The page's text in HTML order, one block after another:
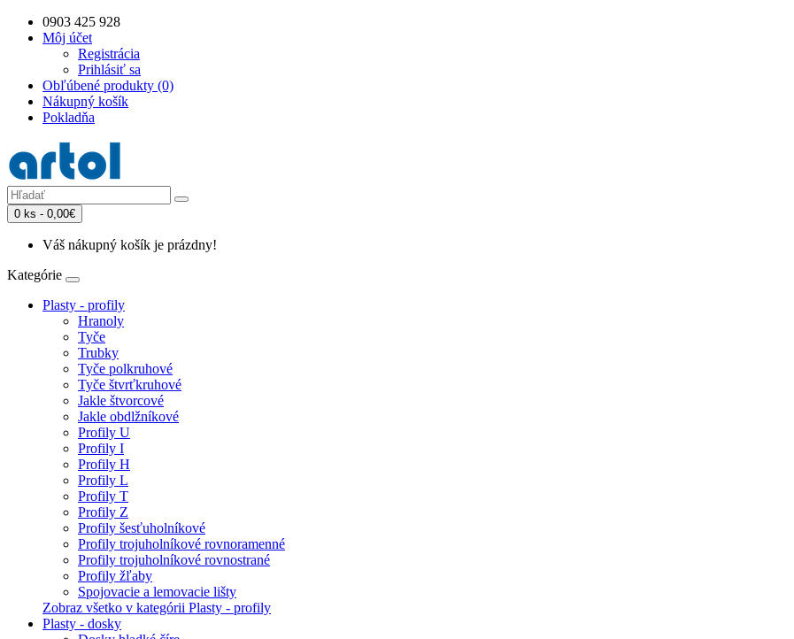
0903 425 928
Môj účet
Registrácia
Prihlásiť sa
Obľúbené produkty (0)
Nákupný košík
Pokladňa
0 ks - 0,00€
Váš nákupný košík je prázdny!
Kategórie
Plasty - profily
Hranoly
Tyče
Trubky
Tyče polkruhové
Tyče štvrťkruhové
Jakle štvorcové
Jakle obdlžníkové
Profily U
Profily I
Profily H
Profily L
Profily T
Profily Z
Profily šesťuholníkové
Profily trojuholníkové rovnoramenné
Profily trojuholníkové rovnostrané
Profily žľaby
Spojovacie a lemovacie lišty
Zobraz všetko v kategórii Plasty - profily
Plasty - dosky